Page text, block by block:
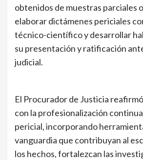
obtenidos de muestras parciales
elaborar dictámenes periciales
técnico-científico y desarrollar
su presentación y ratificación
judicial.
El Procurador de Justicia
con la profesionalización
pericial, incorporando
vanguardia que contribuyan al
los hechos, fortalezcan las